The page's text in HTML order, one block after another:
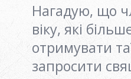
Нагадую, що
віку, які
отримувати
запросити